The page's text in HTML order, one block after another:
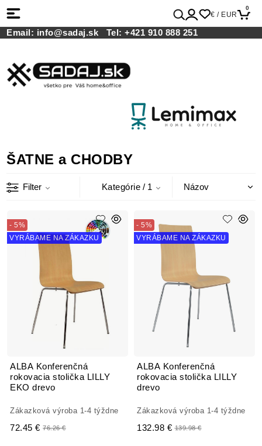
€ / EUR
0
Email: info@sadaj.sk Tel:+421 910 888 251
ŠATNE a CHODBY
Filter Kategórie / 1
ALBA Konferenčná
rokovacia stolička LILLY
EKO drevo
- 5%
VYRÁBAME NA ZÁKAZKU
Zákazková výroba 1-4 týždne
72.45 € 76.26 €
ALBA Konferenčná
rokovacia stolička LILLY
drevo
- 5%
VYRÁBAME NA ZÁKAZKU
Zákazková výroba 1-4 týždne
132.98 € 139.98 €